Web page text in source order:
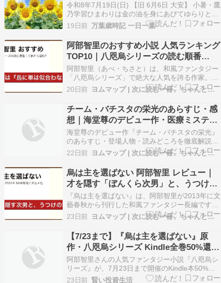
令和8年7月19日(日) 【旧 6月6日 大安】 小暑・鷹
乃学習ひまわりは金の油を身にあびてゆらりと高
し日のちひささよ ～前田夕暮（1883-1967）
『生くる日に』 炎天下の夏を代表する花といえ
ば、やはり「向日葵《ひまわり》」ですね。
Photo：ひまわり畑 暑い夏 ～phot…
19日前 万葉歳時記 一日一葉
阿部智里のおすすめ小説 人気ランキング
TOP10｜八咫烏シリーズの読む順番
【2026年最新】
阿部智里（あべ・ちさと）は、和風ファンタジー
「八咫烏シリーズ」で絶大な人気を誇る作家。シ
リーズが長く「どれから読めばいい?」と迷う人
も多いはず。本ページでは、阿部智里のおすすめ
小説を人気ランキングTOP10で紹介し、初心者向
けの1冊から読む順番までを解説します。 ※本ペ
ージはアフ…
20日前 ヨムマップ | 次に読む一冊、ちゃんと地図にします。
チーム・バチスタの栄光のあらすじ・感
想｜海堂尊のデビュー作・医療ミステリ
の金字塔
海堂尊のデビュー作『チーム・バチスタの栄光』
のあらすじ・登場人物・読みどころを徹底解説。
成功率100%を誇るバチスタ手術チームで起きる
連続術中死の謎を、凸凹コンビが追う「このミス
テリーがすごい！」大賞受賞の医療ミステリ。 最
終更新日: 2026年7月15日 ※本ページはアフィ
リ…
22日前 ヨムマップ | 次に読む一冊、ちゃんと地図にします。
烏は主を選ばない 阿部智里 レビュー｜
才を隠す「ぼんくら次男」と、うつけと
呼ばれる若宮 あらすじ・読みどころ完全
ガイド【2026年最新】
『烏は主を選ばない』は、阿部智里が2013年に文
藝春秋から刊行した和風ファンタジー長編です。
舞台は、八咫烏の一族が支配する異世界・山内
（やまうち）。才を隠して「ぼんくら次男」を装
う少年・雪哉が、「うつけ」と評判の若宮の近習
に抜擢される——命を狙う者が絶えない宮廷のた
だなかで、奇妙…
23日前 ヨムマップ | 次に読む一冊、ちゃんと地図にします。
【7/23まで】『烏は主を選ばない』原
作・八咫烏シリーズ Kindle全巻50%還
元！ アニメは序章、本当の面白さ・深さ
はその先にある | Audibleは全巻聴き放
題対象
阿部智里さんの人気ファンタジー小説『八咫烏シ
リーズ』が、7月23日まで開催のKindle本50%還
元キャンペーンの対象に！シリーズ全巻が50%還
23日前 賢い投資生活